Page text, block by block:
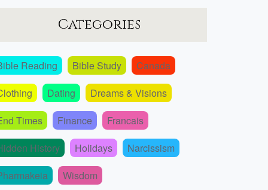
Categories
Reading Bible Study
Canada
Dating
Dreams & Visions
Times
Finance
Francais
History
Holidays
Narcissism
Wisdom